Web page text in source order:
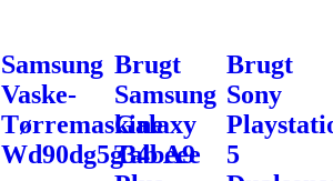
Samsung
Vaske-
Tørremaskine
Wd90dg5g34beee
Brugt
Samsung
Galaxy
Tab A9
Brugt
Sony
5